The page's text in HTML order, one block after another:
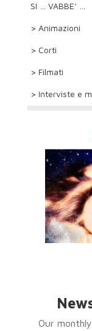
SI … VABBE’ …
> Animazioni
> Corti
> Filmati
> Interviste e
Our